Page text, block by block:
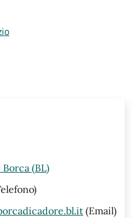
Borca (BL)
(Email)